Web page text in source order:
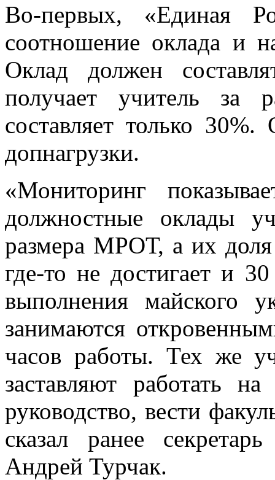
Во-первых, «Единая
соотношение оклада и
Оклад должен
получает учитель за
составляет только
допнагрузки.
«Мониторинг
должностные оклады
размера МРОТ, а их
где-то не достигает и
выполнения майского
занимаются
часов работы. Тех же
заставляют работать
руководство, вести
сказал ранее
Андрей Турчак.